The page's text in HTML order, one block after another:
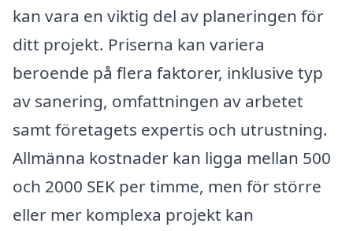
kan vara en viktig del av planeringen för
ditt projekt. Priserna kan variera
beroende på flera faktorer, inklusive typ
av sanering, omfattningen av arbetet
samt företagets expertis och utrustning.
Allmänna kostnader kan ligga mellan 500
och 2000 SEK per timme, men för större
eller mer komplexa projekt kan